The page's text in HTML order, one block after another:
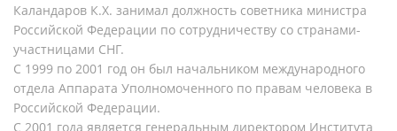
Каландаров К.Х. занимал должность советника министра
Российской Федерации по сотрудничеству со странами-
участницами СНГ.
С 1999 по 2001 год он был начальником международного
отдела Аппарата Уполномоченного по правам человека в
Российской Федерации.
С 2001 года является генеральным директором Института